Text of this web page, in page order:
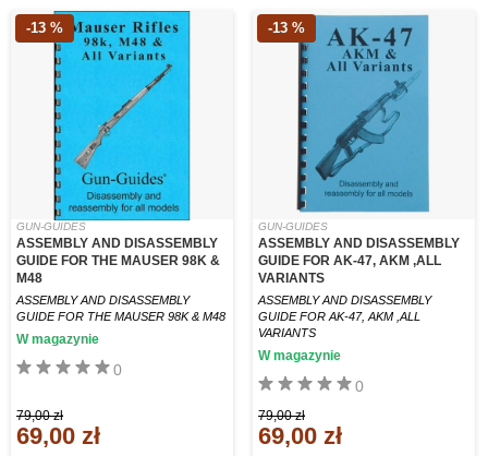
-13 %
GUN-GUIDES
ASSEMBLY AND DISASSEMBLY
GUIDE FOR THE MAUSER 98K &
M48
ASSEMBLY AND DISASSEMBLY
GUIDE FOR THE MAUSER 98K & M48
0
W magazynie
79,00 zł
69,00 zł
-13 %
GUN-GUIDES
ASSEMBLY AND DISASSEMBLY
GUIDE FOR AK-47, AKM ,ALL
VARIANTS
ASSEMBLY AND DISASSEMBLY
GUIDE FOR AK-47, AKM ,ALL
VARIANTS
0
W magazynie
79,00 zł
69,00 zł